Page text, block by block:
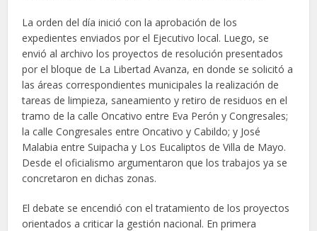
La orden del día inició con la aprobación de los
expedientes enviados por el Ejecutivo local. Luego, se
envió al archivo los proyectos de resolución presentados
por el bloque de La Libertad Avanza, en donde se solicitó a
las áreas correspondientes municipales la realización de
tareas de limpieza, saneamiento y retiro de residuos en el
tramo de la calle Oncativo entre Eva Perón y Congresales;
la calle Congresales entre Oncativo y Cabildo; y José
Malabia entre Suipacha y Los Eucaliptos de Villa de Mayo.
Desde el oficialismo argumentaron que los trabajos ya se
concretaron en dichas zonas.
El debate se encendió con el tratamiento de los proyectos
orientados a criticar la gestión nacional. En primera